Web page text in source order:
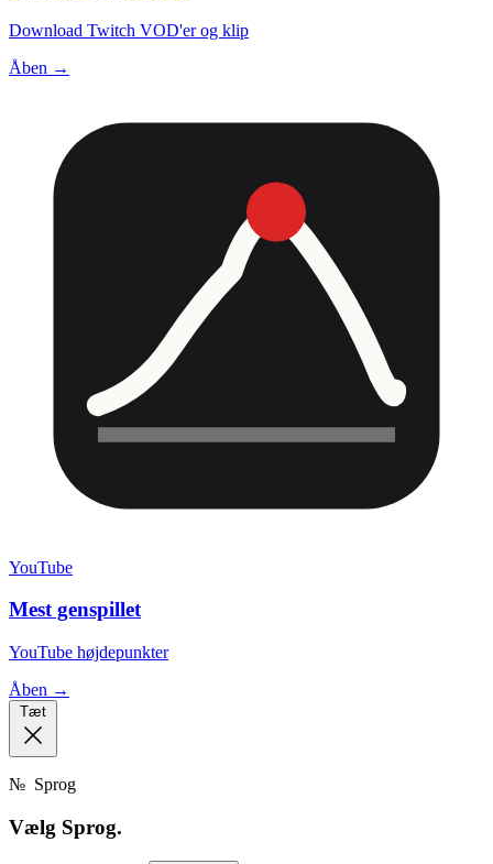
Download Twitch VOD'er og klip
Åben →
YouTube
Mest genspillet
YouTube højdepunkter
Åben →
Tæt
№ Sprog
Vælg Sprog.